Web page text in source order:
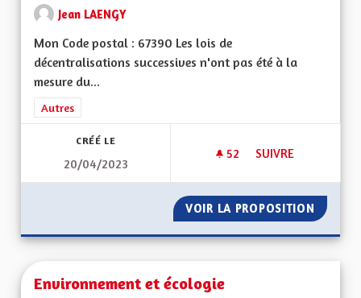
Jean LAENGY
Mon Code postal : 67390 Les lois de
décentralisations successives n'ont pas été à la
mesure du...
Filtrer les résultats de la catégorie : Autres
Autres
CRÉÉ LE
20/04/2023
52 52 ABONNÉS
SUIVRE
VOIR LA PROPOSITION VERS
Environnement et écologie